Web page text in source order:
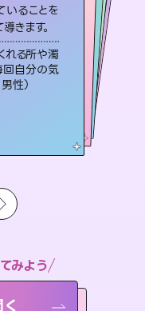
いることを
きます。
れる所や濁
回自分の気
性）
。
に晴れまし
ゃるんだなと
す。
た。しかもこち
に視えていらっ
（30代女性）
。厳しい結果にも具体的な対策をお伝えします。
聞いて鑑定して
ちが楽になりまし
就へと導きます。
ードバイス通りに行
きました。ありが
40代 女性）
バイスします。
ー間関係、本心など
てびっくり。対策が
ます（40代）
みよう